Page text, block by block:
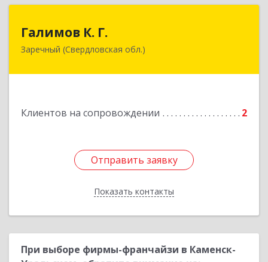
Галимов К. Г.
Заречный (Свердловская обл.)
Клиентов на сопровождении 2
Отправить заявку
Показать контакты
Свердловская обл, г. Заречный, ул. Кузнецова,
Отправить заявку
Назад
При выборе фирмы-франчайзи в Каменск-